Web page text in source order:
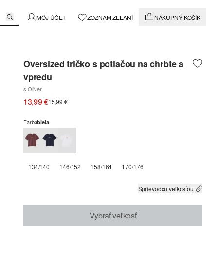
MÔJ ÚČET ZOZNAM ŽELANÍ NÁKUPNÝ KOŠÍK
Oversized tričko s potlačou na chrbte a
vpredu
s.Oliver
13,99 €15,99 €
Farbabiela
134/140 146/152 158/164 170/176
Sprievodcu veľkosťou
Vybrať veľkosť